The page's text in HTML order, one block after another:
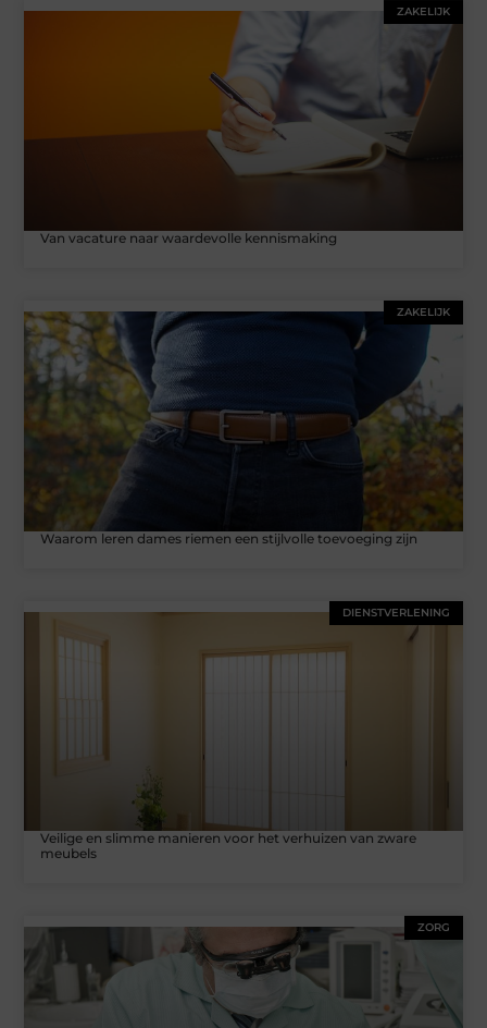
ZAKELIJK
Van vacature naar waardevolle kennismaking
ZAKELIJK
Waarom leren dames riemen een stijlvolle toevoeging zijn
DIENSTVERLENING
Veilige en slimme manieren voor het verhuizen van zware
meubels
ZORG